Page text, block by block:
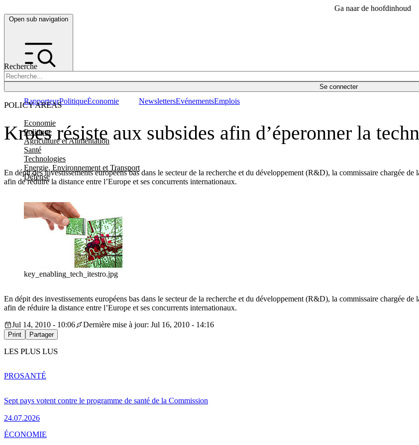
Ga naar de hoofdinhoud
Open sub navigation
Recherche
Se connecter
POLICY AREAS
Economie
Politique
Agriculture et Alimentation
Santé
Technologies
Energie, Environnement et Transport
Défense
RapporteurPolitiqueÉconomie NewslettersEvénementsEmplois
Kroes résiste aux subsides afin d’éperonner la
En dépit des investissements européens bas dans le secteur de la recherche et du développement (R&D), la commissaire chargée
afin de réduire la distance entre l’Europe et ses concurrents internationaux.
key_enabling_tech_itestro.jpg
En dépit des investissements européens bas dans le secteur de la recherche et du développement (R&D), la commissaire chargée
afin de réduire la distance entre l’Europe et ses concurrents internationaux.
Jul 14, 2010 - 10:06
Dernière mise à jour: Jul 16, 2010 - 14:16
Print Partager
LES PLUS LUS
Sept pays votent contre le programme de santé de la Commission
24.07.2026
PROSANTÉ
ÉCONOMIE